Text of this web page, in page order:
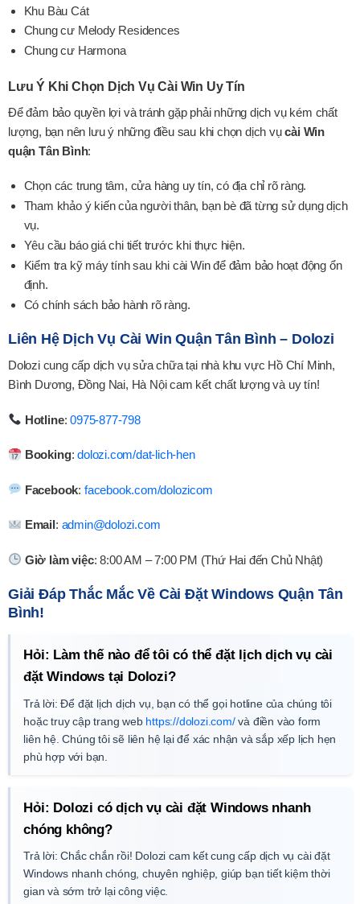
Khu Bàu Cát
Chung cư Melody Residences
Chung cư Harmona
Lưu Ý Khi Chọn Dịch Vụ Cài Win Uy Tín
Để đảm bảo quyền lợi và tránh gặp phải những dịch vụ kém chất
lượng, bạn nên lưu ý những điều sau khi chọn dịch vụcài Win
quận Tân Bình:
Chọn các trung tâm, cửa hàng uy tín, có địa chỉ rõ ràng.
Tham khảo ý kiến của người thân, bạn bè đã từng sử dụng dịch
vụ.
Yêu cầu báo giá chi tiết trước khi thực hiện.
Kiểm tra kỹ máy tính sau khi cài Win để đảm bảo hoạt động ổn
định.
Có chính sách bảo hành rõ ràng.
Liên Hệ Dịch Vụ Cài Win Quận Tân Bình – Dolozi
Dolozi cung cấp dịch vụ sửa chữa tại nhà khu vực Hồ Chí Minh,
Bình Dương, Đồng Nai, Hà Nội cam kết chất lượng và uy tín!
Hotline:0975-877-798
Booking:dolozi.com/dat-lich-hen
Facebook: facebook.com/dolozicom
Email: admin@dolozi.com
Giờ làm việc: 8:00 AM – 7:00 PM (Thứ Hai đến Chủ Nhật)
Giải Đáp Thắc Mắc Về Cài Đặt Windows Quận Tân
Bình!
Hỏi: Làm thế nào để tôi có thể đặt lịch dịch vụ cài
đặt Windows tại Dolozi?
Trả lời: Để đặt lịch dịch vụ, bạn có thể gọi hotline của chúng tôi
hoặc truy cập trang web https://dolozi.com/và điền vào form
liên hệ. Chúng tôi sẽ liên hệ lại để xác nhận và sắp xếp lịch hẹn
phù hợp với bạn.
Hỏi: Dolozi có dịch vụ cài đặt Windows nhanh
chóng không?
Trả lời: Chắc chắn rồi! Dolozi cam kết cung cấp dịch vụ cài đặt
Windows nhanh chóng, chuyên nghiệp, giúp bạn tiết kiệm thời
gian và sớm trở lại công việc.